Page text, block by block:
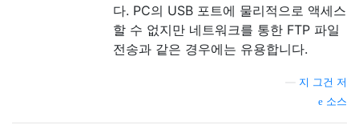
다. PC의 USB 포트에 물리적으로 액세스
할 수 없지만 네트워크를 통한 FTP 파일
전송과 같은 경우에는 유용합니다.
지 그건 저
소스